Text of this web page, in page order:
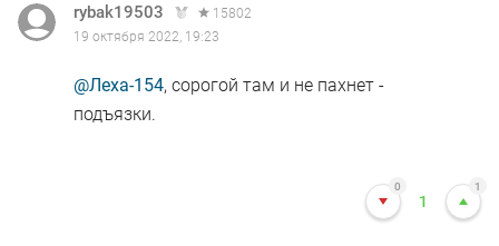
rybak19503
15802
19 октября 2022, 19:23
@Леха-154, сорогой там и не пахнет -
подъязки.
0
1
1